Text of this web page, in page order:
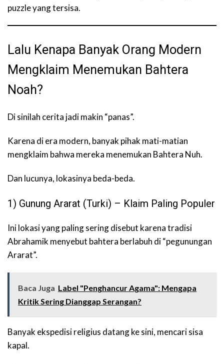
puzzle yang tersisa.
Lalu Kenapa Banyak Orang Modern
Mengklaim Menemukan Bahtera
Noah?
Di sinilah cerita jadi makin “panas”.
Karena di era modern, banyak pihak mati-matian
mengklaim bahwa mereka menemukan Bahtera Nuh.
Dan lucunya, lokasinya beda-beda.
1) Gunung Ararat (Turki) – Klaim Paling Populer
Ini lokasi yang paling sering disebut karena tradisi
Abrahamik menyebut bahtera berlabuh di “pegunungan
Ararat”.
Baca Juga Label "Penghancur Agama": Mengapa
Kritik Sering Dianggap Serangan?
Banyak ekspedisi religius datang ke sini, mencari sisa
kapal.